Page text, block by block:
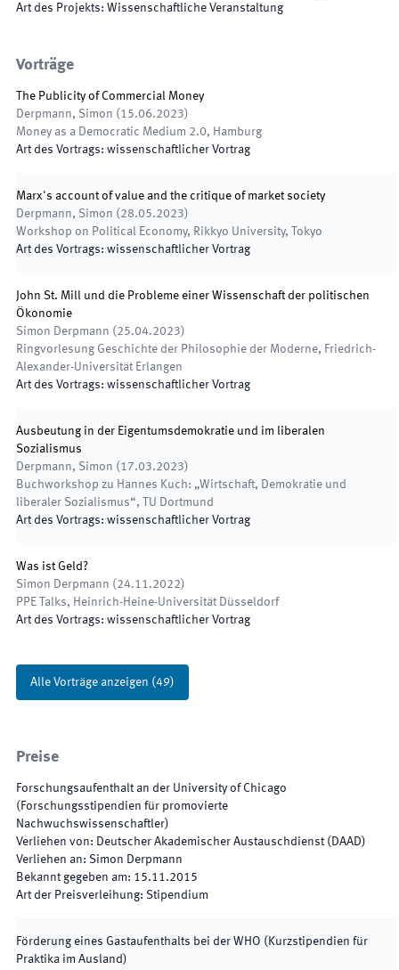
Art des Projekts: Wissenschaftliche Veranstaltung
Vorträge
The Publicity of Commercial Money
Derpmann, Simon ( 15.06.2023)
Money as a Democratic Medium 2.0, Hamburg
Art des Vortrags: wissenschaftlicher Vortrag
Marx's account of value and the critique of market society
Derpmann, Simon ( 28.05.2023)
Workshop on Political Economy, Rikkyo University, Tokyo
Art des Vortrags: wissenschaftlicher Vortrag
John St. Mill und die Probleme einer Wissenschaft der politischen
Ökonomie
Simon Derpmann ( 25.04.2023)
Ringvorlesung Geschichte der Philosophie der Moderne, Friedrich-
Alexander-Universität Erlangen
Art des Vortrags: wissenschaftlicher Vortrag
Ausbeutung in der Eigentumsdemokratie und im liberalen
Sozialismus
Derpmann, Simon ( 17.03.2023)
Buchworkshop zu Hannes Kuch: „Wirtschaft, Demokratie und
liberaler Sozialismus“,
TU Dortmund
Art des Vortrags: wissenschaftlicher Vortrag
Was ist Geld?
Simon Derpmann ( 24.11.2022)
PPE Talks, Heinrich-Heine-Universität Düsseldorf
Art des Vortrags: wissenschaftlicher Vortrag
Alle Vorträge anzeigen (49)
Preise
Forschungsaufenthalt an der University of Chicago
(Forschungsstipendien für promovierte
Nachwuchswissenschaftler)
Verliehen von: Deutscher Akademischer Austauschdienst (DAAD)
Verliehen an: Simon Derpmann
Bekannt gegeben am: 15.11.2015
Art der Preisverleihung: Stipendium
Förderung eines Gastaufenthalts bei der WHO (Kurzstipendien für
Praktika im Ausland)